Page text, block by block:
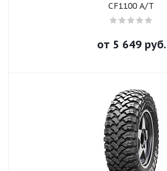
CF1100 A/T
от 5 649руб.